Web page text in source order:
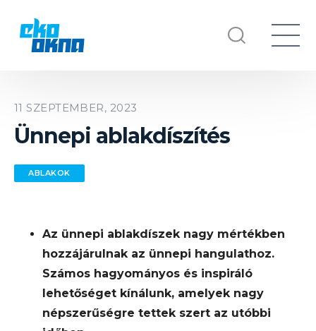
11 SZEPTEMBER, 2023
Ünnepi ablakdíszítés
ABLAKOK
Az ünnepi ablakdíszek nagy mértékben
hozzájárulnak az ünnepi hangulathoz.
Számos hagyományos és inspiráló
lehetőséget kínálunk, amelyek nagy
népszerűségre tettek szert az utóbbi